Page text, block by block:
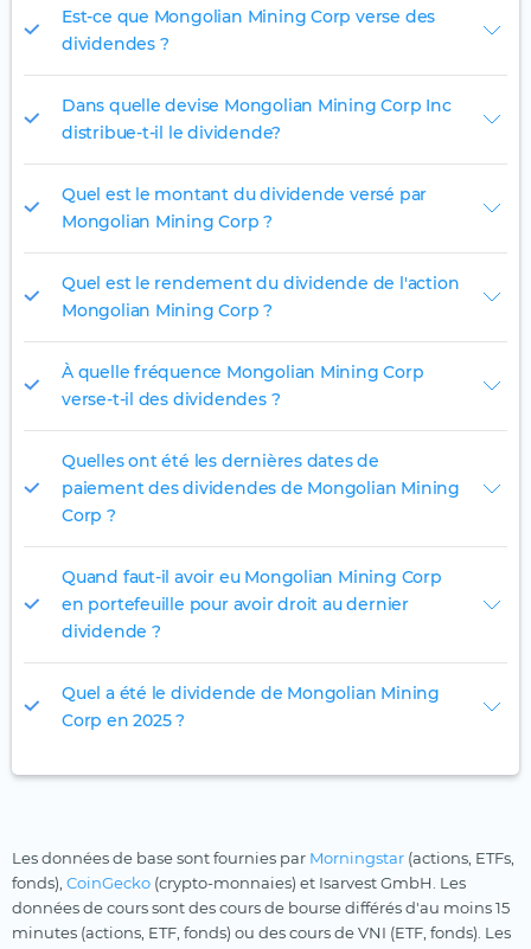
Est-ce que Mongolian Mining Corp verse des
dividendes ?
Dans quelle devise Mongolian Mining Corp Inc
distribue-t-il le dividende?
Quel est le montant du dividende versé par
Mongolian Mining Corp ?
Quel est le rendement du dividende de l'action
Mongolian Mining Corp ?
À quelle fréquence Mongolian Mining Corp
verse-t-il des dividendes ?
Quelles ont été les dernières dates de
paiement des dividendes de Mongolian Mining
Corp ?
Quand faut-il avoir eu Mongolian Mining Corp
en portefeuille pour avoir droit au dernier
dividende ?
Quel a été le dividende de Mongolian Mining
Corp en 2025 ?
Les données de base sont fournies par Morningstar (actions, ETFs,
fonds), CoinGecko (crypto-monnaies) et Isarvest GmbH. Les
données de cours sont des cours de bourse différés d'au moins 15
minutes (actions, ETF, fonds) ou des cours de VNI (ETF, fonds). Les